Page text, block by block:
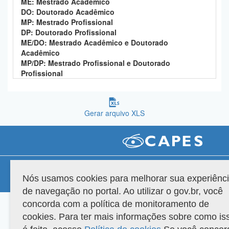
Planalto
DO: Doutorado Acadêmico
MP: Mestrado Profissional
DP: Doutorado Profissional
ME/DO: Mestrado Acadêmico e Doutorado
Acadêmico
MP/DP: Mestrado Profissional e Doutorado
Profissional
Gerar arquivo XLS
Versão do sistema: 3.88.9 Copyright 2022 Capes. Todos os direitos reservados.
Nós usamos cookies para melhorar sua
de navegação no portal. Ao utilizar o gov.br, você
concorda com a política de monitoramento de
cookies. Para ter mais informações sobre como